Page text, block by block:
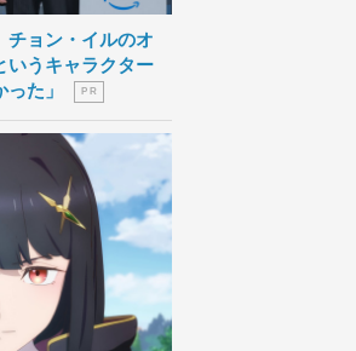
チョン・イルのオ
うキャラクター
った」
P R